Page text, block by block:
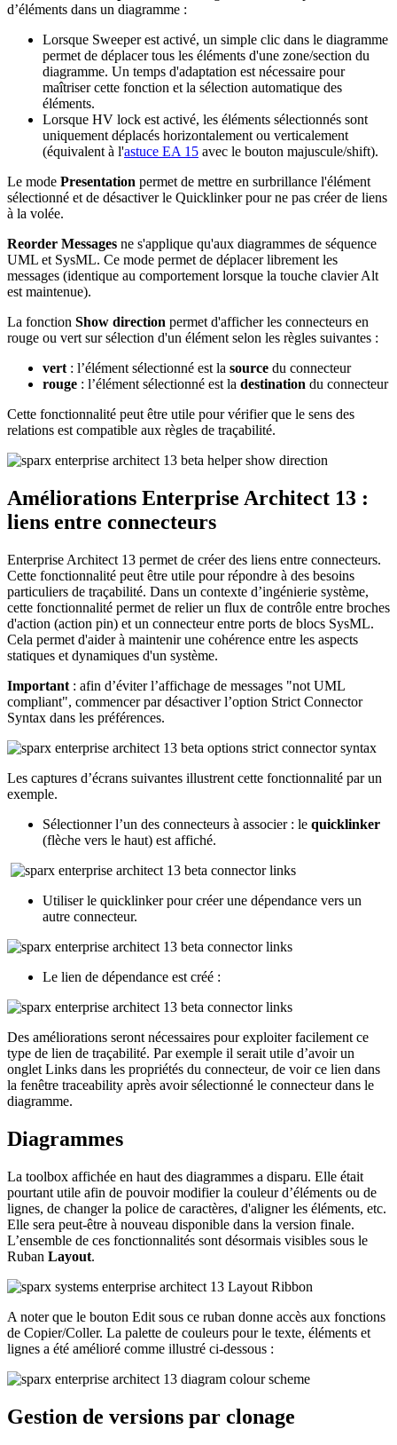
d’éléments dans un diagramme :
Lorsque Sweeper est activé, un simple clic dans le diagramme
permet de déplacer tous les éléments d'une zone/section du
diagramme. Un temps d'adaptation est nécessaire pour
maîtriser cette fonction et la sélection automatique des
éléments.
Lorsque HV lock est activé, les éléments sélectionnés sont
uniquement déplacés horizontalement ou verticalement
(équivalent à l'astuce EA 15 avec le bouton majuscule/shift).
Le mode Presentation permet de mettre en surbrillance l'élément
sélectionné et de désactiver le Quicklinker pour ne pas créer de liens
à la volée.
Reorder Messages ne s'applique qu'aux diagrammes de séquence
UML et SysML. Ce mode permet de déplacer librement les
messages (identique au comportement lorsque la touche clavier Alt
est maintenue).
La fonction Show direction permet d'afficher les connecteurs en
rouge ou vert sur sélection d'un élément selon les règles suivantes :
vert : l’élément sélectionné est la source du connecteur
rouge : l’élément sélectionné est la destination du connecteur
Cette fonctionnalité peut être utile pour vérifier que le sens des
relations est compatible aux règles de traçabilité.
Améliorations Enterprise Architect 13 :
liens entre connecteurs
Enterprise Architect 13 permet de créer des liens entre connecteurs.
Cette fonctionnalité peut être utile pour répondre à des besoins
particuliers de traçabilité. Dans un contexte d’ingénierie système,
cette fonctionnalité permet de relier un flux de contrôle entre broches
d'action (action pin) et un connecteur entre ports de blocs SysML.
Cela permet d'aider à maintenir une cohérence entre les aspects
statiques et dynamiques d'un système.
Important : afin d’éviter l’affichage de messages "not UML
compliant", commencer par désactiver l’option Strict Connector
Syntax dans les préférences.
Les captures d’écrans suivantes illustrent cette fonctionnalité par un
exemple.
Sélectionner l’un des connecteurs à associer : le quicklinker
(flèche vers le haut) est affiché.
Utiliser le quicklinker pour créer une dépendance vers un
autre connecteur.
Le lien de dépendance est créé :
Des améliorations seront nécessaires pour exploiter facilement ce
type de lien de traçabilité. Par exemple il serait utile d’avoir un
onglet Links dans les propriétés du connecteur, de voir ce lien dans
la fenêtre traceability après avoir sélectionné le connecteur dans le
diagramme.
Diagrammes
La toolbox affichée en haut des diagrammes a disparu. Elle était
pourtant utile afin de pouvoir modifier la couleur d’éléments ou de
lignes, de changer la police de caractères, d'aligner les éléments, etc.
Elle sera peut-être à nouveau disponible dans la version finale.
L’ensemble de ces fonctionnalités sont désormais visibles sous le
Ruban Layout.
A noter que le bouton Edit sous ce ruban donne accès aux fonctions
de Copier/Coller. La palette de couleurs pour le texte, éléments et
lignes a été amélioré comme illustré ci-dessous :
Gestion de versions par clonage